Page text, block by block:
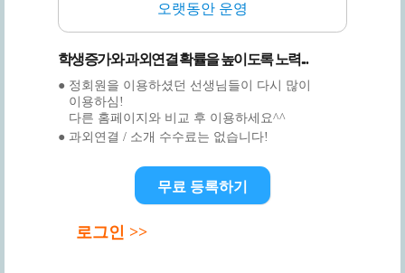
오랫동안 운영
학생증가와 과외연결 확률을 높이도록 노력...
● 정회원을 이용하셨던 선생님들이 다시 많이
이용하심!
다른 홈페이지와 비교 후 이용하세요^^
● 과외연결 / 소개 수수료는 없습니다!
무료 등록하기
로그인 >>